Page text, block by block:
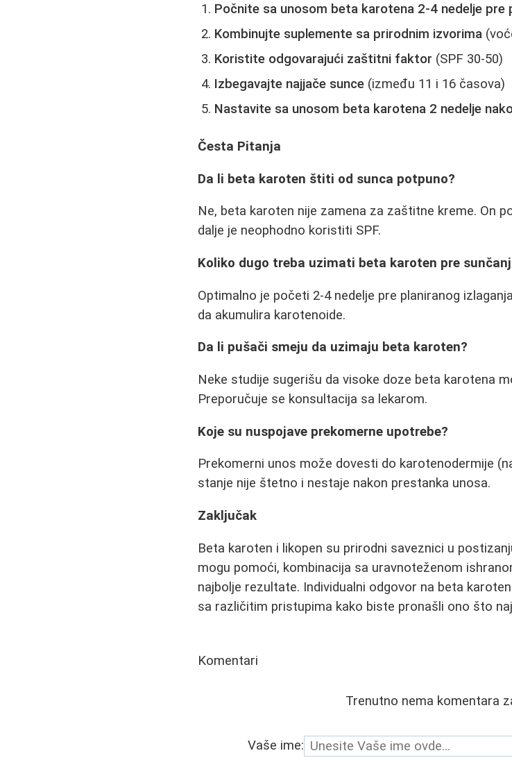
Počnite sa unosom beta karotena 2-4 nedelje pre
Kombinujte suplemente sa prirodnim izvorima
Koristite odgovarajući zaštitni faktor (SPF 30-50)
Izbegavajte najjače sunce (između 11 i 16 časova)
Nastavite sa unosom beta karotena 2 nedelje
Česta Pitanja
Da li beta karoten štiti od sunca potpuno?
Ne, beta karoten nije zamena za zaštitne kreme. On
dalje je neophodno koristiti SPF.
Koliko dugo treba uzimati beta karoten pre
Optimalno je početi 2-4 nedelje pre planiranog
da akumulira karotenoide.
Da li pušači smeju da uzimaju beta karoten?
Neke studije sugerišu da visoke doze beta karotena
Preporučuje se konsultacija sa lekarom.
Koje su nuspojave prekomerne upotrebe?
Prekomerni unos može dovesti do karotenodermije
stanje nije štetno i nestaje nakon prestanka unosa.
Zaključak
Beta karoten i likopen su prirodni saveznici u
mogu pomoći, kombinacija sa uravnoteženom
najbolje rezultate. Individualni odgovor na beta
sa različitim pristupima kako biste pronašli ono što
Komentari
Trenutno nema komentara
Vaše ime: